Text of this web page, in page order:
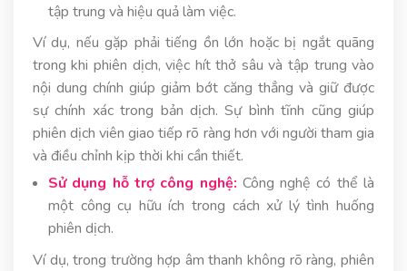
tập trung và hiệu quả làm việc.
Ví dụ, nếu gặp phải tiếng ồn lớn hoặc bị ngắt quãng
trong khi phiên dịch, việc hít thở sâu và tập trung vào
nội dung chính giúp giảm bớt căng thẳng và giữ được
sự chính xác trong bản dịch. Sự bình tĩnh cũng giúp
phiên dịch viên giao tiếp rõ ràng hơn với người tham gia
và điều chỉnh kịp thời khi cần thiết.
Sử dụng hỗ trợ công nghệ: Công nghệ có thể là
một công cụ hữu ích trong cách xử lý tình huống
phiên dịch.
Ví dụ, trong trường hợp âm thanh không rõ ràng, phiên